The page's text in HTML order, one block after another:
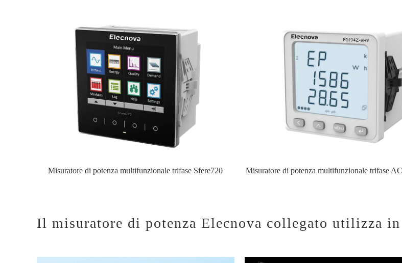
Misuratore di potenza multifunzionale trifase Sfere720 Misuratore di potenza multifunzionale trifase
Il misuratore di potenza Elecnova collegato utilizza